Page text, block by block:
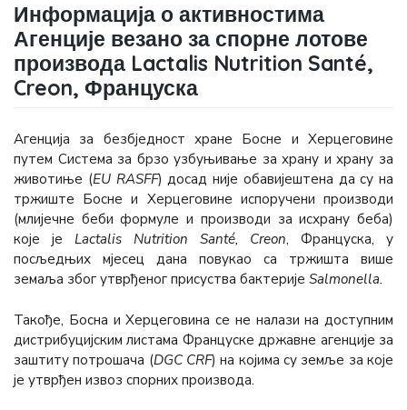
Информација о активностима
Агенције везано за спорне лотове
производа Lactalis Nutrition Santé,
Creon, Француска
Агенција за безбједност хране Босне и Херцеговине
путем Система за брзо узбуњивање за храну и храну за
животиње (EU RASFF) досад није обавијештена да су на
тржиште Босне и Херцеговине испоручени производи
(млијечне беби формуле и производи за исхрану беба)
које је Lactalis Nutrition Santé, Creon, Француска, у
посљедњих мјесец дана повукао сa тржишта више
земаља због утврђеног присуства бактерије Salmonella.
Такође, Босна и Херцеговина се не налази на доступним
дистрибуцијским листама Француске државне агенције за
заштиту потрошача (DGC CRF) на којима су земље за које
је утврђен извоз спорних производа.